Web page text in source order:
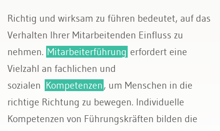
Recht
Bau & Immobilien
Richtig und wirksam zu führen bedeutet, auf das
Verhalten Ihrer Mitarbeitenden Einfluss zu
nehmen. Mitarbeiterführung erfordert eine
Vielzahl an fachlichen und
sozialen Kompetenzen, um Menschen in die
richtige Richtung zu bewegen. Individuelle
Kompetenzen von Führungskräften bilden die